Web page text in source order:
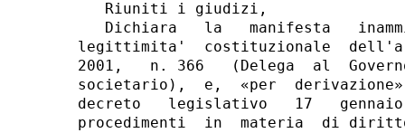
   Riuniti i giudizi,
Dichiara   la   manifesta
legittimita'  costituzionale
2001,   n. 366   (Delega  al
societario),  e,  «per
decreto   legislativo   17
procedimenti  in  materia  di